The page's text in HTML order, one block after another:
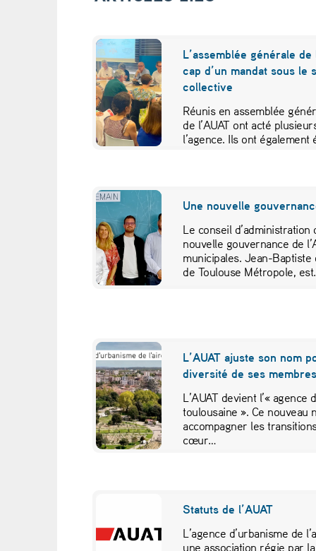
e
p
o
u
r
e
s
m
e
b
r
e
s
L’assemblée générale de
cap d’un mandat sous le
collective
Réunis en assemblée
de l’AUAT ont acté
l’agence. Ils ont également
Une nouvelle
Le conseil d’administration
nouvelle gouvernance de
municipales. Jean-
de Toulouse Métropole,
L’AUAT ajuste son nom
diversité de ses membres
L’AUAT devient l’« agence
toulousaine ». Ce nouveau
accompagner les
cœur…
Statuts de l’AUAT
L’agence d’urbanisme de
une association régie par